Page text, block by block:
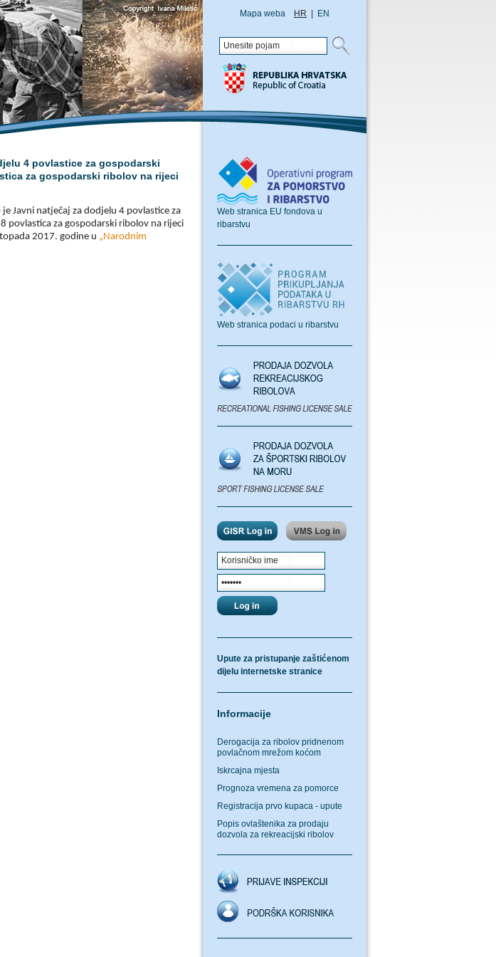
Mapa weba HR EN
4 povlastice za gospodarski
za gospodarski ribolov na rijeci
Javni natječaj za dodjelu 4 povlastice za
povlastica za gospodarski ribolov na rijeci
2017. godine u „Narodnim
Web stranica EU fondova u
ribarstvu
Web stranica podaci u ribarstvu
Upute za pristupanje zaštićenom
dijelu internetske stranice
Informacije
Derogacija za ribolov pridnenom
povlačnom mrežom koćom
Iskrcajna mjesta
Prognoza vremena za pomorce
Registracija prvo kupaca - upute
Popis ovlaštenika za prodaju
dozvola za rekreacijski ribolov